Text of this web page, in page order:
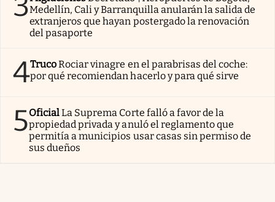
Medellín, Cali y Barranquilla anularán la salida de
extranjeros que hayan postergado la renovación
del pasaporte
4TrucoRociar vinagre en el parabrisas del coche:
por qué recomiendan hacerlo y para qué sirve
5OficialLa Suprema Corte falló a favor de la
propiedad privada y anuló el reglamento que
permitía a municipios usar casas sin permiso de
sus dueños